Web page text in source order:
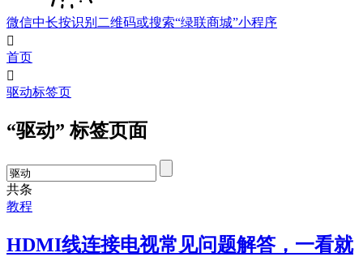
微信中长按识别二维码或搜索“绿联商城”小程序

首页

驱动标签页
“驱动” 标签页面
共条
教程
HDMI线连接电视常见问题解答，一看就